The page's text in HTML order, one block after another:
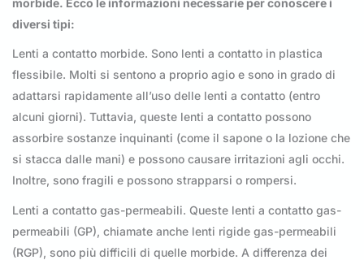
diversi tipi:
Lenti a contatto morbide. Sono lenti a contatto in plastica
flessibile. Molti si sentono a proprio agio e sono in grado di
adattarsi rapidamente all’uso delle lenti a contatto (entro
alcuni giorni). Tuttavia, queste lenti a contatto possono
assorbire sostanze inquinanti (come il sapone o la lozione che
si stacca dalle mani) e possono causare irritazioni agli occhi.
Inoltre, sono fragili e possono strapparsi o rompersi.
Lenti a contatto gas-permeabili. Queste lenti a contatto gas-
permeabili (GP), chiamate anche lenti rigide gas-permeabili
(RGP), sono più difficili di quelle morbide. A differenza dei